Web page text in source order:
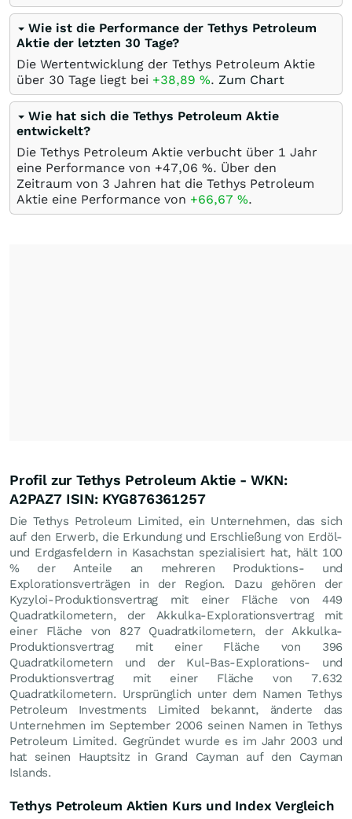
Wie ist die Performance der Tethys Petroleum
Aktie der letzten 30 Tage?
Die Wertentwicklung der Tethys Petroleum Aktie
über 30 Tage liegt bei +38,89 %. Zum Chart
Wie hat sich die Tethys Petroleum Aktie
entwickelt?
Die Tethys Petroleum Aktie verbucht über 1 Jahr
eine Performance von +47,06 %. Über den
Zeitraum von 3 Jahren hat die Tethys Petroleum
Aktie eine Performance von +66,67 %.
Profil zur Tethys Petroleum Aktie - WKN:
A2PAZ7 ISIN: KYG876361257
Die Tethys Petroleum Limited, ein Unternehmen, das sich
auf den Erwerb, die Erkundung und Erschließung von Erdöl-
und Erdgasfeldern in Kasachstan spezialisiert hat, hält 100
% der Anteile an mehreren Produktions- und
Explorationsverträgen in der Region. Dazu gehören der
Kyzyloi-Produktionsvertrag mit einer Fläche von 449
Quadratkilometern, der Akkulka-Explorationsvertrag mit
einer Fläche von 827 Quadratkilometern, der Akkulka-
Produktionsvertrag mit einer Fläche von 396
Quadratkilometern und der Kul-Bas-Explorations- und
Produktionsvertrag mit einer Fläche von 7.632
Quadratkilometern. Ursprünglich unter dem Namen Tethys
Petroleum Investments Limited bekannt, änderte das
Unternehmen im September 2006 seinen Namen in Tethys
Petroleum Limited. Gegründet wurde es im Jahr 2003 und
hat seinen Hauptsitz in Grand Cayman auf den Cayman
Islands.
Tethys Petroleum Aktien Kurs und Index Vergleich